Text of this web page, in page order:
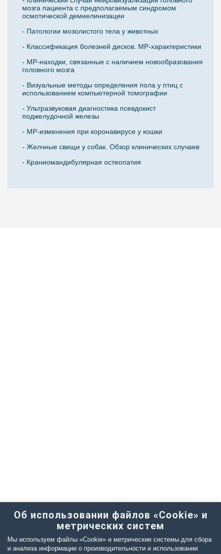
мозга пациента с предполагаемым синдромом
осмотической демиелинизации
- Патологии мозолистого тела у животных
- Классификация болезней дисков. МР-характеристики
- МР-находки, связанные с наличием новообразования
головного мозга
- Визуальные методы определения пола у птиц с
использованием компьютерной томографии
- Ультразвуковая диагностика псевдокист
поджелудочной железы
- МР-изменения при коронавирусе у кошки
- Желчные свищи у собак. Обзор клинических случаев
- Краниомандибулярная остеопатия
Об использовании файлов «Cookie» и
метрических систем
Мы используем файлы «Cookie» и метрические системы для сбора
и анализа информации о производительности и использовании